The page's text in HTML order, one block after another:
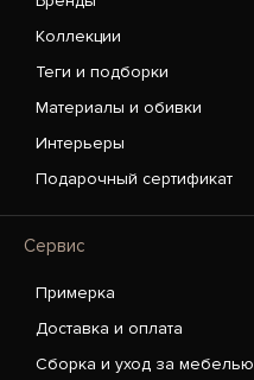
Коллекции
Теги и подборки
Материалы и обивки
Интерьеры
Подарочный сертификат
Сервис
Примерка
Доставка и оплата
Сборка и уход за мебелью